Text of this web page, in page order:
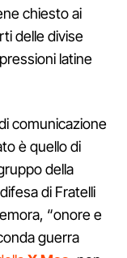
chiesto ai
delle divise
latine
comunicazione
è quello di
della
di Fratelli
“onore e
guerra